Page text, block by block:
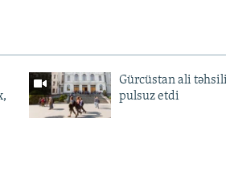
Gürcüstan ali təhsili
pulsuz etdi